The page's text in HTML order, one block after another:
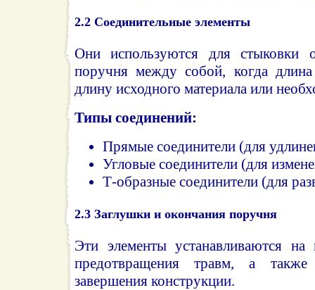
2.2 Соединительные элементы
Они используются для стыковки
поручня между собой, когда
длину исходного материала или
Типы соединений:
Прямые соединители (для
Угловые соединители (для
Т-образные соединители (для
2.3 Заглушки и окончания поручня
Эти элементы устанавливаются
предотвращения травм, а также
завершения конструкции.